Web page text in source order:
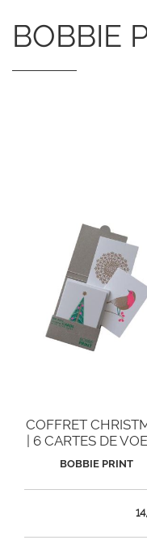
BOBBIE
COFFRET
| 6 CARTES DE
BOBBIE PRINT